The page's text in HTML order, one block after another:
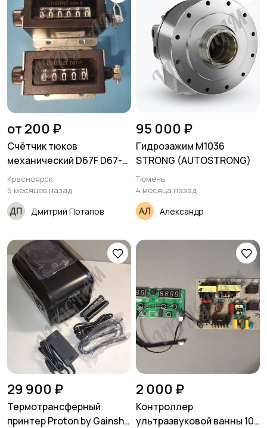
от 200 ₽
Счётчик тюков
механический D67F D67-F
D94S D94-S
Красноярск
5 месяцев назад
Дмитрий Потапов
95 000 ₽
Гидрозажим M1036
STRONG (AUTOSTRONG)
Тюмень
4 месяца назад
Александр
29 900 ₽
Термотрансферный
принтер Proton by Gainsha
2 000 ₽
Контроллер
ультразвуковой ванны 100